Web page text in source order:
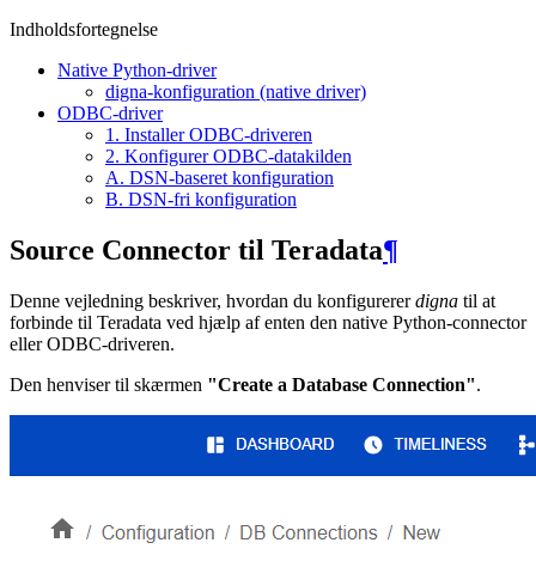
Indholdsfortegnelse
Native Python-driver
digna-konfiguration (native driver)
ODBC-driver
1. Installer ODBC-driveren
2. Konfigurer ODBC-datakilden
A. DSN-baseret konfiguration
B. DSN-fri konfiguration
Source Connector til Teradata¶
Denne vejledning beskriver, hvordan du konfigurererdigna til at
forbinde til Teradata ved hjælp af enten den native Python-connector
eller ODBC-driveren.
Den henviser til skærmen "Create a Database Connection".